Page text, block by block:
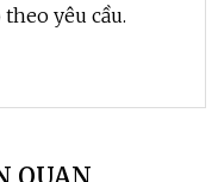
yêu cầu.